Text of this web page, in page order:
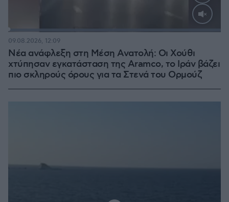
Νέα ανάφλεξη στη Μέση Ανατολή: Οι Χούθι
χτύπησαν εγκατάσταση της Aramco, το Ιράν βάζει
πιο σκληρούς όρους για τα Στενά του Ορμούζ
09.08.2026, 12:09